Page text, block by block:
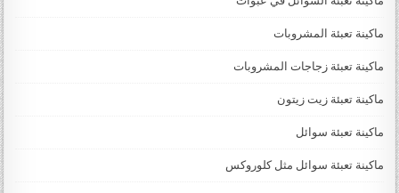
ماكينة تعبئة المشروبات
ماكينة تعبئة زجاجات المشروبات
ماكينة تعبئة زيت زيتون
ماكينة تعبئة سوائل
ماكينة تعبئة سوائل مثل كلوروكس